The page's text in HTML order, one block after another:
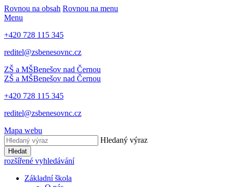
Rovnou na obsah Rovnou na menu
Menu
+420 728 115 345
reditel@zsbenesovnc.cz
ZŠ a MŠBenešov nad Černou
ZŠ a MŠBenešov nad Černou
+420 728 115 345
reditel@zsbenesovnc.cz
Mapa webu
Hledaný výraz
Hledat
rozšířené vyhledávání
Základní škola